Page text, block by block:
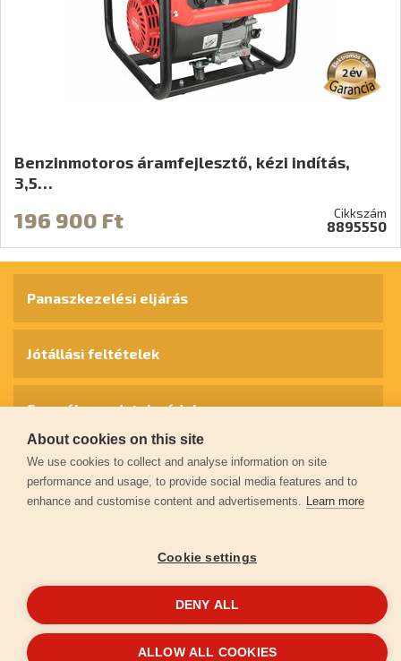
Benzinmotoros áramfejlesztő, kézi indítás,
3,5…
196 900 Ft Cikkszám
8895550
Panaszkezelési eljárás
Jótállási feltételek
Személyes adatok védelme
Kapcsolat
LétrehoztaFEO
About cookies on this site
We use cookies to collect and analyse information on site
performance and usage, to provide social media features and to
enhance and customise content and advertisements. Learn more
Cookie settings
DENY ALL
ALLOW ALL COOKIES